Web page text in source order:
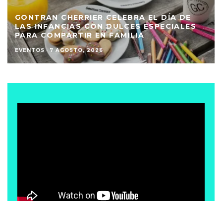
GONTRAN CHERRIER CELEBRA EL DÍA DE
LAS INFANCIAS CON DULCES ESPECIALES
PARA COMPARTIR EN FAMILIA
EVENTOS · 7 AGOSTO, 2026